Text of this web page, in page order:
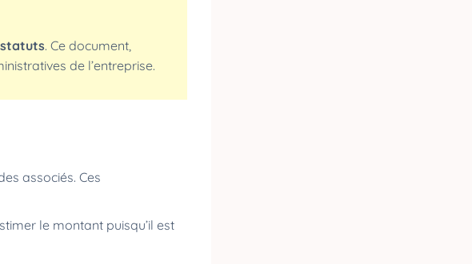
statuts. Ce document,
de l’entreprise.
associés. Ces
le montant puisqu’il est